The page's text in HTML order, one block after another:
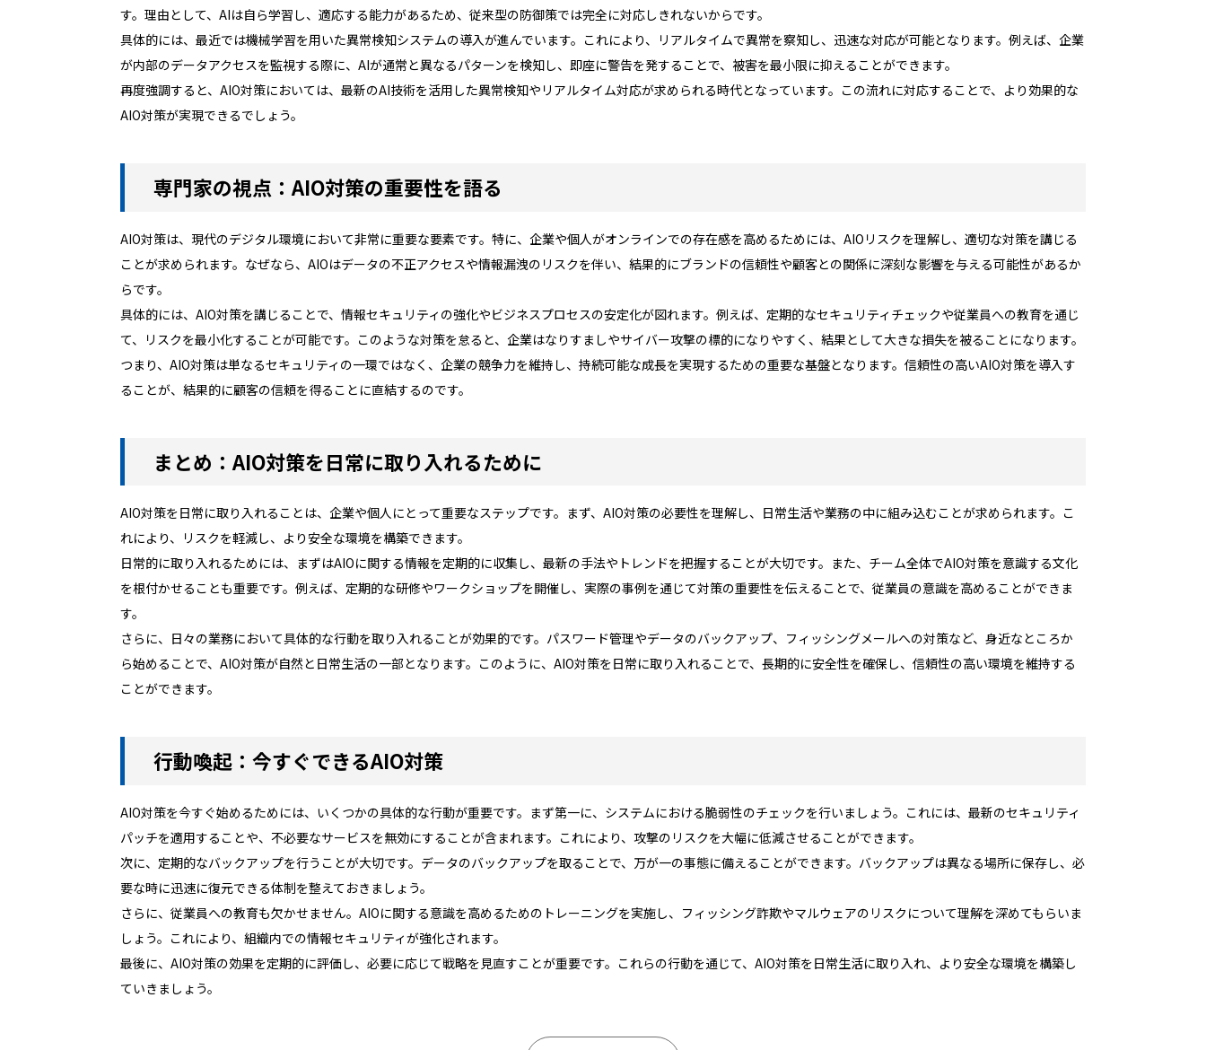
す。理由として、AIは自ら学習し、適応する能力があるため、従来型の防御策では完全に対応しきれないからです。
具体的には、最近では機械学習を用いた異常検知システムの導入が進んでいます。これにより、リアルタイムで異常を察知し、迅速な対応が可能となります。例えば、企業
が内部のデータアクセスを監視する際に、AIが通常と異なるパターンを検知し、即座に警告を発することで、被害を最小限に抑えることができます。
再度強調すると、AIO対策においては、最新のAI技術を活用した異常検知やリアルタイム対応が求められる時代となっています。この流れに対応することで、より効果的な
AIO対策が実現できるでしょう。
専門家の視点：AIO対策の重要性を語る
AIO対策は、現代のデジタル環境において非常に重要な要素です。特に、企業や個人がオンラインでの存在感を高めるためには、AIOリスクを理解し、適切な対策を講じる
ことが求められます。なぜなら、AIOはデータの不正アクセスや情報漏洩のリスクを伴い、結果的にブランドの信頼性や顧客との関係に深刻な影響を与える可能性があるか
らです。
具体的には、AIO対策を講じることで、情報セキュリティの強化やビジネスプロセスの安定化が図れます。例えば、定期的なセキュリティチェックや従業員への教育を通じ
て、リスクを最小化することが可能です。このような対策を怠ると、企業はなりすましやサイバー攻撃の標的になりやすく、結果として大きな損失を被ることになります。
つまり、AIO対策は単なるセキュリティの一環ではなく、企業の競争力を維持し、持続可能な成長を実現するための重要な基盤となります。信頼性の高いAIO対策を導入す
ることが、結果的に顧客の信頼を得ることに直結するのです。
まとめ：AIO対策を日常に取り入れるために
AIO対策を日常に取り入れることは、企業や個人にとって重要なステップです。まず、AIO対策の必要性を理解し、日常生活や業務の中に組み込むことが求められます。こ
れにより、リスクを軽減し、より安全な環境を構築できます。
日常的に取り入れるためには、まずはAIOに関する情報を定期的に収集し、最新の手法やトレンドを把握することが大切です。また、チーム全体でAIO対策を意識する文化
を根付かせることも重要です。例えば、定期的な研修やワークショップを開催し、実際の事例を通じて対策の重要性を伝えることで、従業員の意識を高めることができま
す。
さらに、日々の業務において具体的な行動を取り入れることが効果的です。パスワード管理やデータのバックアップ、フィッシングメールへの対策など、身近なところか
ら始めることで、AIO対策が自然と日常生活の一部となります。このように、AIO対策を日常に取り入れることで、長期的に安全性を確保し、信頼性の高い環境を維持する
ことができます。
行動喚起：今すぐできるAIO対策
AIO対策を今すぐ始めるためには、いくつかの具体的な行動が重要です。まず第一に、システムにおける脆弱性のチェックを行いましょう。これには、最新のセキュリティ
パッチを適用することや、不必要なサービスを無効にすることが含まれます。これにより、攻撃のリスクを大幅に低減させることができます。
次に、定期的なバックアップを行うことが大切です。データのバックアップを取ることで、万が一の事態に備えることができます。バックアップは異なる場所に保存し、必
要な時に迅速に復元できる体制を整えておきましょう。
さらに、従業員への教育も欠かせません。AIOに関する意識を高めるためのトレーニングを実施し、フィッシング詐欺やマルウェアのリスクについて理解を深めてもらいま
しょう。これにより、組織内での情報セキュリティが強化されます。
最後に、AIO対策の効果を定期的に評価し、必要に応じて戦略を見直すことが重要です。これらの行動を通じて、AIO対策を日常生活に取り入れ、より安全な環境を構築し
ていきましょう。